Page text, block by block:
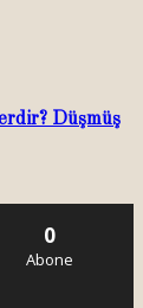
Düşmüş
0
Abone